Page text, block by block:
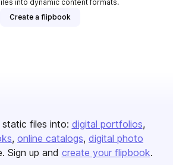
into dynamic content formats.
Create a flipbook
files into: digital portfolios
online catalogs digital photo
Sign up and create your flipbook.